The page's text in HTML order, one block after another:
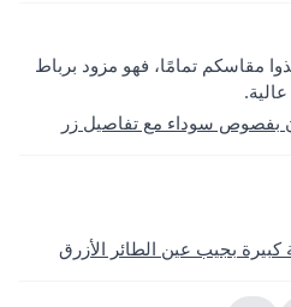
مقاسكم تمامًا، فهو مزود برباط
بفصوص سوداء مع تفاصيل زر
كبيرة بجيب عين الطائر الأزرق